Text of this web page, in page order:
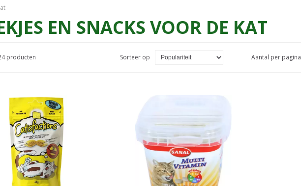
EN SNACKS VOOR DE KAT
producten Aantal per pagina
Sorteer op